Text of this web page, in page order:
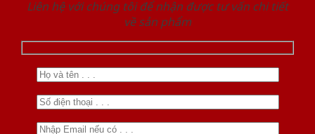
Liên hệ với chúng tôi để nhận được tư vấn chi tiết
về sản phẩm